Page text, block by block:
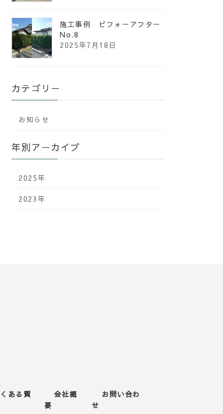
施工事例 ビフォーアフター
No.8
2025年7月18日
カテゴリー
お知らせ
年別アーカイブ
2025年
2023年
ある質
会社概
要
お問い合わ
せ